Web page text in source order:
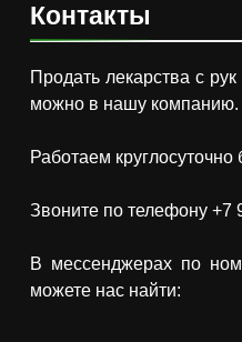
Контакты
Продать лекарства с
можно в нашу компанию.
Работаем
Звоните по телефону +7
В мессенджерах по
можете нас найти: